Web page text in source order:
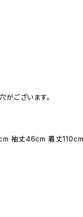
がございます。
袖丈46cm 着丈